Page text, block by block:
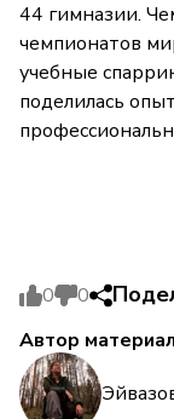
44 гимназии.
чемпионатов
учебные
поделилась
0 0
Автор